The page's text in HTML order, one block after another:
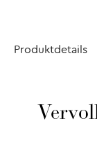
Produktdetails